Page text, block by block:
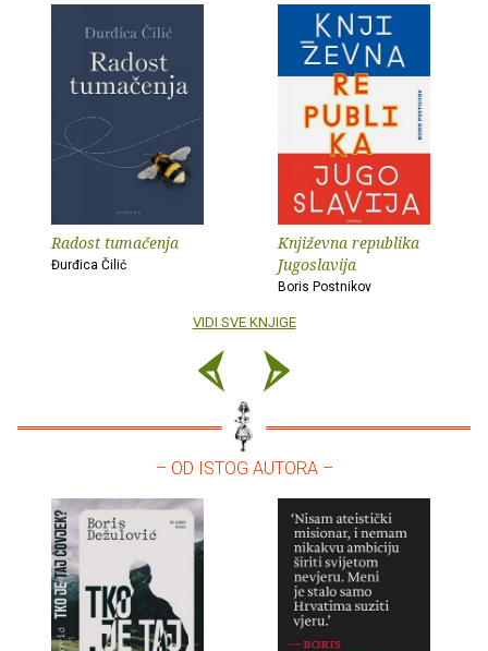
Radost tumačenja
Đurđica Čilić
Književna republika
Jugoslavija
Boris Postnikov
VIDI SVE KNJIGE
– OD ISTOG AUTORA –